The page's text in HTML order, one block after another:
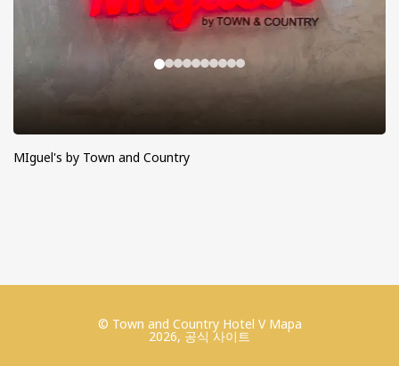
MIguel's by Town and Country
© Town and Country Hotel V Mapa
2026, 공식 사이트